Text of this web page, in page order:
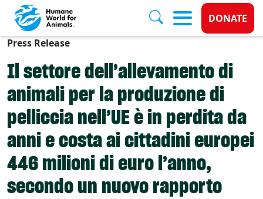
Skip to main content
Donate
DONATE
Press Release
Il settore dell’allevamento di
animali per la produzione di
pelliccia nell’UE è in perdita da
anni e costa ai cittadini europei
446 milioni di euro l’anno,
secondo un nuovo rapporto